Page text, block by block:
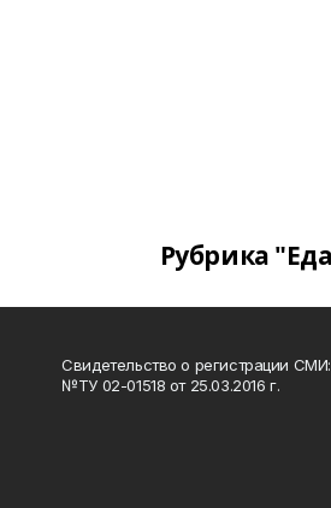
Рубрика
Свидетельство о регистрации
№ТУ 02-01518 от 25.03.2016 г.